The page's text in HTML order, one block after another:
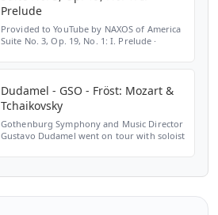
Prelude
Provided to YouTube by NAXOS of America
Suite No. 3, Op. 19, No. 1: I. Prelude ·
Dudamel - GSO - Fröst: Mozart &
Tchaikovsky
Gothenburg Symphony and Music Director
Gustavo Dudamel went on tour with soloist